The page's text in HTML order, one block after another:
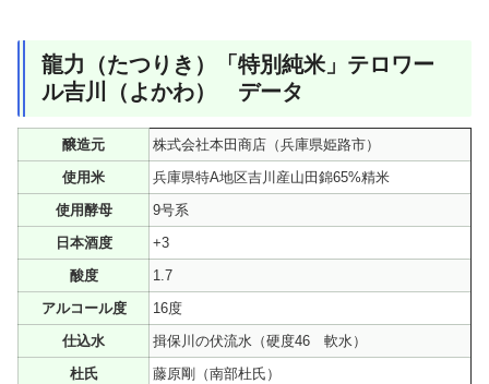
龍力（たつりき）「特別純米」テロワー
ル吉川（よかわ） データ
醸造元
株式会社本田商店（兵庫県姫路市）
使用米
兵庫県特A地区吉川産山田錦65%精米
使用酵母
9号系
日本酒度
+3
酸度
1.7
アルコール度
16度
仕込水
揖保川の伏流水（硬度46 軟水）
杜氏
藤原剛（南部杜氏）